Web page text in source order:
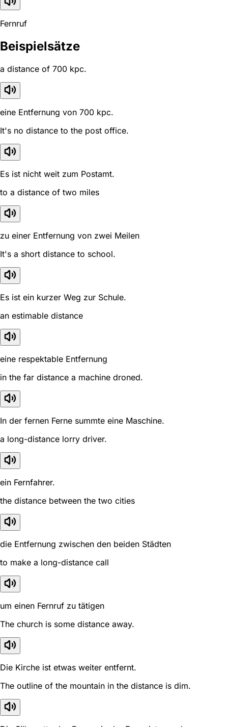
Fernruf
Beispielsätze
a distance of 700 kpc.
eine Entfernung von 700 kpc.
It's no distance to the post office.
Es ist nicht weit zum Postamt.
to a distance of two miles
zu einer Entfernung von zwei Meilen
It's a short distance to school.
Es ist ein kurzer Weg zur Schule.
an estimable distance
eine respektable Entfernung
in the far distance a machine droned.
In der fernen Ferne summte eine Maschine.
a long-distance lorry driver.
ein Fernfahrer.
the distance between the two cities
die Entfernung zwischen den beiden Städten
to make a long-distance call
um einen Fernruf zu tätigen
The church is some distance away.
Die Kirche ist etwas weiter entfernt.
The outline of the mountain in the distance is dim.